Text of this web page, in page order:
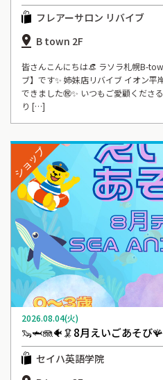
フレアーサロン リバイブ
B town 2F
皆さんこんにちは👒 ラソラ札幌B-
ブ】です✨ 姉妹店リバイブ イオン
できました㊗️✨ いつもご愛顧くださ
り […]
🦦🦈🪼🐠🦑8月えいごあそび
ショップ
2026.08.04(火)
セイハ英語学院